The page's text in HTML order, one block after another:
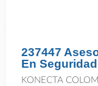
237447
En
KONECTA